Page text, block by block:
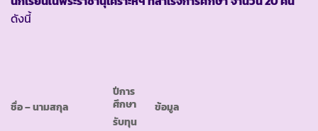
ดังนี้
ชื่อ– นามสกุล
ปีการ
ศึกษา
รับทุน
ข้อมูล